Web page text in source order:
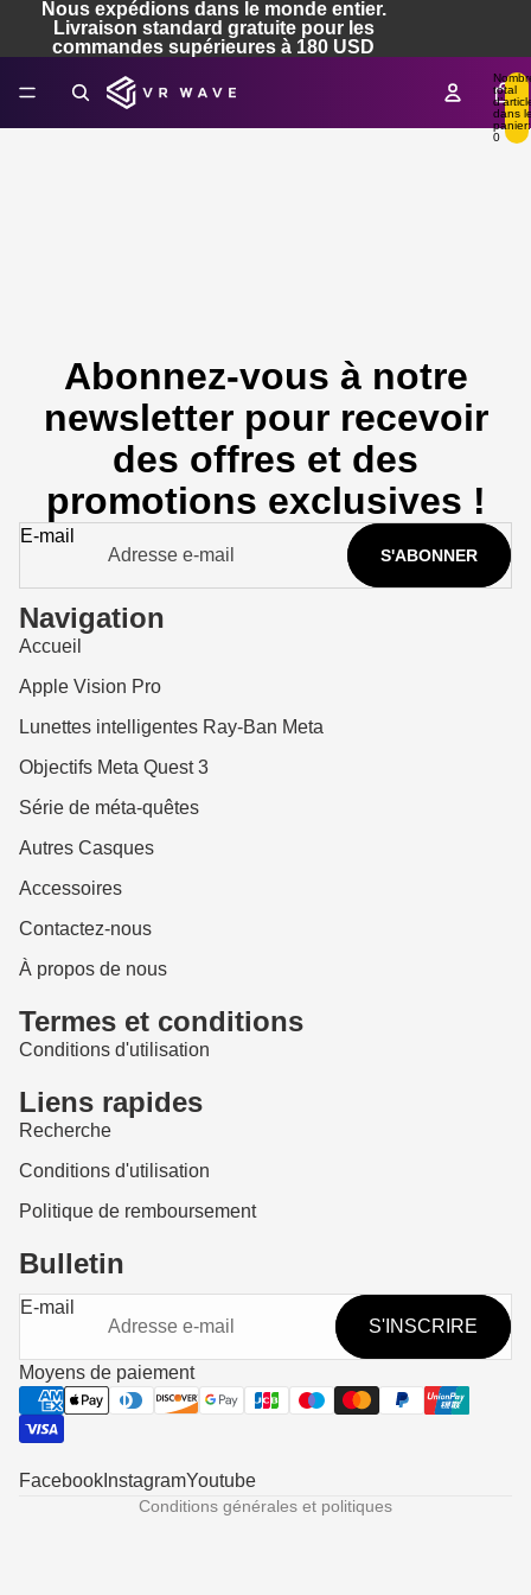
Nous expédions dans le monde entier.
Livraison standard gratuite pour les
commandes supérieures à 180 USD
total
dans
panier:
0
Abonnez-vous à notre
newsletter pour recevoir
des offres et des
promotions exclusives !
E-mail
S'ABONNER
Navigation
Accueil
Apple Vision Pro
Lunettes intelligentes Ray-Ban Meta
Objectifs Meta Quest 3
Série de méta-quêtes
Autres Casques
Accessoires
Contactez-nous
À propos de nous
Termes et conditions
Conditions d'utilisation
Liens rapides
Recherche
Conditions d'utilisation
Politique de remboursement
Bulletin
E-mail
S'INSCRIRE
Moyens de paiement
Facebook InstagramYoutube
Conditions générales et politiques
Politique de remboursement
Politique de confidentialité
Conditions d’utilisation
Politique d’expédition
Coordonnées